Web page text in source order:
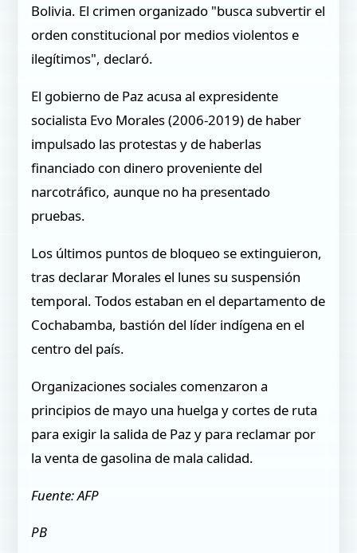
Bolivia. El crimen organizado "busca subvertir el
orden constitucional por medios violentos e
ilegítimos", declaró.
El gobierno de Paz acusa al expresidente
socialista Evo Morales (2006-2019) de haber
impulsado las protestas y de haberlas
financiado con dinero proveniente del
narcotráfico, aunque no ha presentado
pruebas.
Los últimos puntos de bloqueo se extinguieron,
tras declarar Morales el lunes su suspensión
temporal. Todos estaban en el departamento de
Cochabamba, bastión del líder indígena en el
centro del país.
Organizaciones sociales comenzaron a
principios de mayo una huelga y cortes de ruta
para exigir la salida de Paz y para reclamar por
la venta de gasolina de mala calidad.
Fuente: AFP
PB